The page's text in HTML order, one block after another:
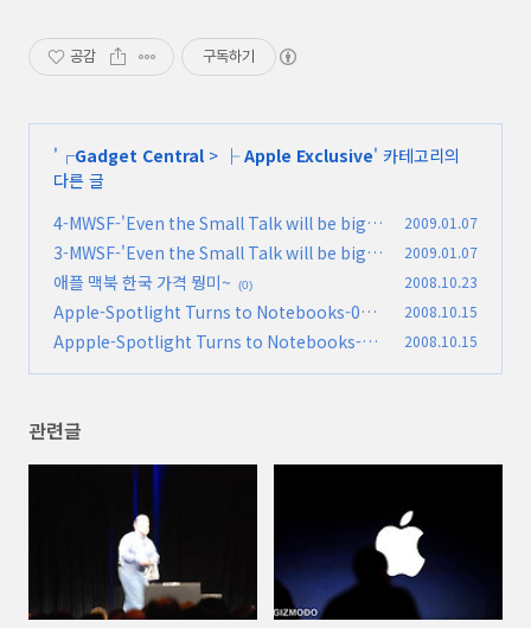
공감 구독하기
' ┌Gadget Central > ├ Apple Exclusive' 카테고리의
다른 글
4-MWSF-'Even the Small Talk will be big'
(0)
2009.01.07
3-MWSF-'Even the Small Talk will be big'
(0)
2009.01.07
애플 맥북 한국 가격 뭥미~ (0) 2008.10.23
Apple-Spotlight Turns to Notebooks-010
-질문과 답 (0)
2008.10.15
Appple-Spotlight Turns to Notebooks-00
2008.10.15
관련글